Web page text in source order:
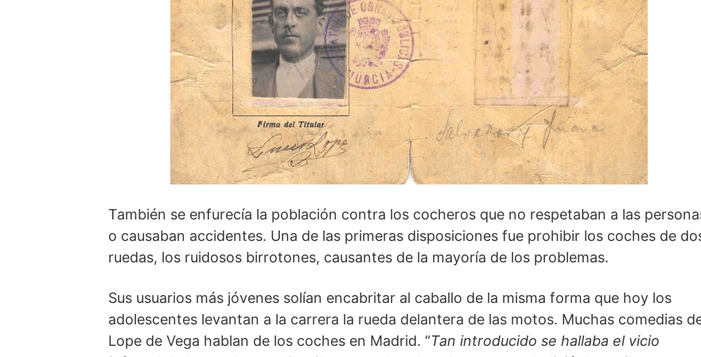
También se enfurecía la población contra los cocheros que no respetaban a las
o causaban accidentes. Una de las primeras disposiciones fue prohibir los coches de
ruedas, los ruidosos birrotones, causantes de la mayoría de los problemas.
Sus usuarios más jóvenes solían encabritar al caballo de la misma forma que hoy los
adolescentes levantan a la carrera la rueda delantera de las motos. Muchas comedias
Lope de Vega hablan de los coches en Madrid. “Tan introducido se hallaba el vicio